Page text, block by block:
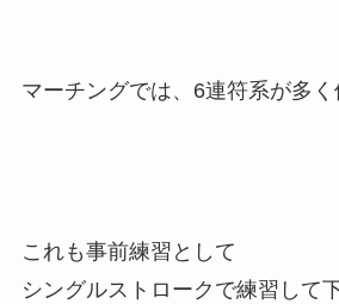
マーチングでは、6連符系が多く
これも事前練習として
シングルストロークで練習して